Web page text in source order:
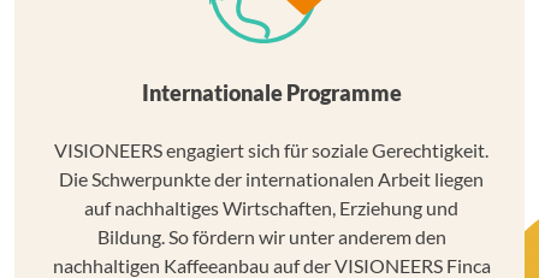
Internationale Programme
VISIONEERS engagiert sich für soziale Gerechtigkeit.
Die Schwerpunkte der internationalen Arbeit liegen
auf nachhaltiges Wirtschaften, Erziehung und
Bildung. So fördern wir unter anderem den
nachhaltigen Kaffeeanbau auf der VISIONEERS Finca